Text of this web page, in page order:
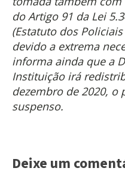
do Artigo 91 da Lei
(Estatuto dos
devido a extrema
informa ainda que a
Instituição irá
dezembro de 2020,
suspenso.
Deixe um